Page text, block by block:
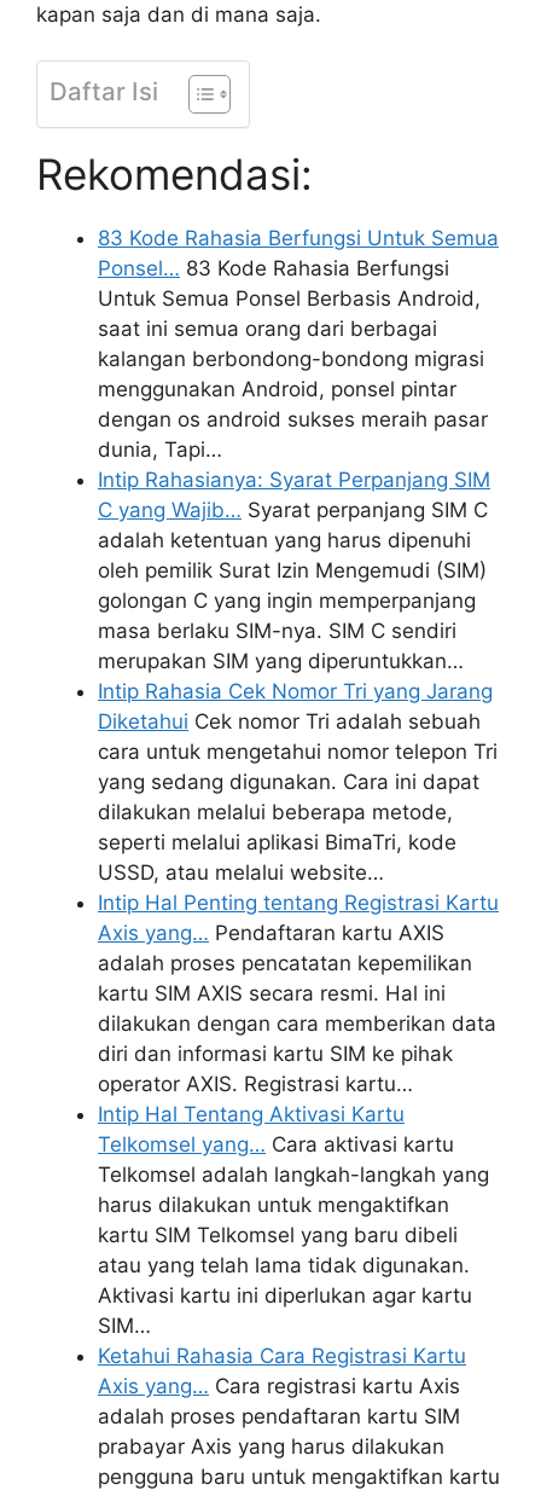
kapan saja dan di mana saja.
Daftar Isi
Rekomendasi:
83 Kode Rahasia Berfungsi Untuk Semua
Ponsel… 83 Kode Rahasia Berfungsi
Untuk Semua Ponsel Berbasis Android,
saat ini semua orang dari berbagai
kalangan berbondong-bondong migrasi
menggunakan Android, ponsel pintar
dengan os android sukses meraih pasar
dunia, Tapi…
Intip Rahasianya: Syarat Perpanjang SIM
C yang Wajib… Syarat perpanjang SIM C
adalah ketentuan yang harus dipenuhi
oleh pemilik Surat Izin Mengemudi (SIM)
golongan C yang ingin memperpanjang
masa berlaku SIM-nya. SIM C sendiri
merupakan SIM yang diperuntukkan…
Intip Rahasia Cek Nomor Tri yang Jarang
Diketahui Cek nomor Tri adalah sebuah
cara untuk mengetahui nomor telepon Tri
yang sedang digunakan. Cara ini dapat
dilakukan melalui beberapa metode,
seperti melalui aplikasi BimaTri, kode
USSD, atau melalui website…
Intip Hal Penting tentang Registrasi Kartu
Axis yang… Pendaftaran kartu AXIS
adalah proses pencatatan kepemilikan
kartu SIM AXIS secara resmi. Hal ini
dilakukan dengan cara memberikan data
diri dan informasi kartu SIM ke pihak
operator AXIS. Registrasi kartu…
Intip Hal Tentang Aktivasi Kartu
Telkomsel yang… Cara aktivasi kartu
Telkomsel adalah langkah-langkah yang
harus dilakukan untuk mengaktifkan
kartu SIM Telkomsel yang baru dibeli
atau yang telah lama tidak digunakan.
Aktivasi kartu ini diperlukan agar kartu
SIM…
Ketahui Rahasia Cara Registrasi Kartu
Axis yang… Cara registrasi kartu Axis
adalah proses pendaftaran kartu SIM
prabayar Axis yang harus dilakukan
pengguna baru untuk mengaktifkan kartu